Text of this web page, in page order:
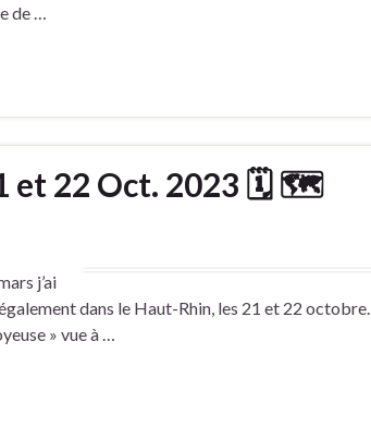
de …
et 22 Oct. 2023 🗓 🗺
j’ai
dans le Haut-Rhin, les 21 et 22 octobre.
» vue à …